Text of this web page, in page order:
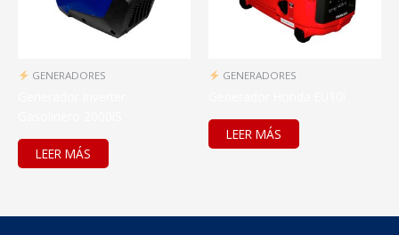
GENERADORES
LEER MÁS
GENERADORES
LEER MÁS